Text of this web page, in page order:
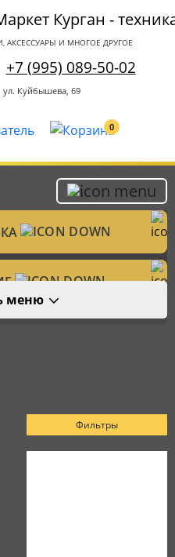
АКСЕССУАРЫ И МНОГОЕ ДРУГОЕ
+7 (995) 089-50-02
ул. Куйбышева, 69
0
меню
Фильтры